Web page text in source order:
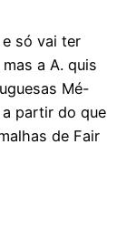
só vai ter
a A. quis
Mé-
partir do que
de Fair